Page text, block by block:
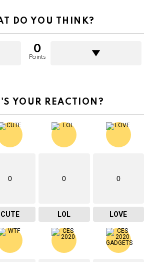
DO YOU THINK?
0
Points
YOUR REACTION?
0
CUTE
0
LOL
0
LOVE